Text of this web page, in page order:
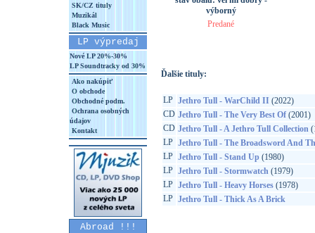
SK/CZ tituly
Muzikál
Black Music
LP výpredaj
Nové LP 20%-30%
LP Soundtracky od 30%
Ako nakúpiť
O obchode
Obchodné podm.
Ochrana osobných
údajov
Kontakt
Abroad !!!
výborný
Predané
Ďalšie tituly:
LP Jethro Tull - WarChild II (2022)
CD Jethro Tull - The Very Best Of(2001)
CD Jethro Tull - A Jethro Tull Collection
LP Jethro Tull - The Broadsword And
LP Jethro Tull - Stand Up (1980)
LP Jethro Tull - Stormwatch(1979)
LP Jethro Tull - Heavy Horses(1978)
LP Jethro Tull - Thick As A Brick